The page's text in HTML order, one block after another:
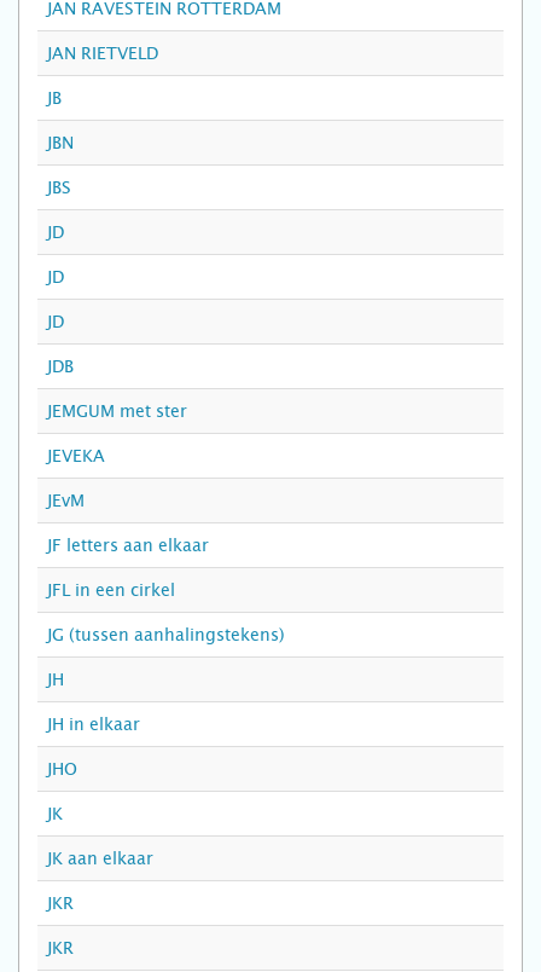
JAN RAVESTEIN ROTTERDAM
JAN RIETVELD
JB
JBN
JBS
JD
JD
JD
JDB
JEMGUM met ster
JEVEKA
JEvM
JF letters aan elkaar
JFL in een cirkel
JG (tussen aanhalingstekens)
JH
JH in elkaar
JHO
JK
JK aan elkaar
JKR
JKR